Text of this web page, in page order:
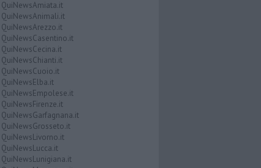
QuiNewsAmiata.it
QuiNewsAnimali.it
QuiNewsArezzo.it
QuiNewsCasentino.it
QuiNewsCecina.it
QuiNewsChianti.it
QuiNewsCuoio.it
QuiNewsElba.it
QuiNewsEmpolese.it
QuiNewsFirenze.it
QuiNewsGarfagnana.it
QuiNewsGrosseto.it
QuiNewsLivorno.it
QuiNewsLucca.it
QuiNewsLunigiana.it